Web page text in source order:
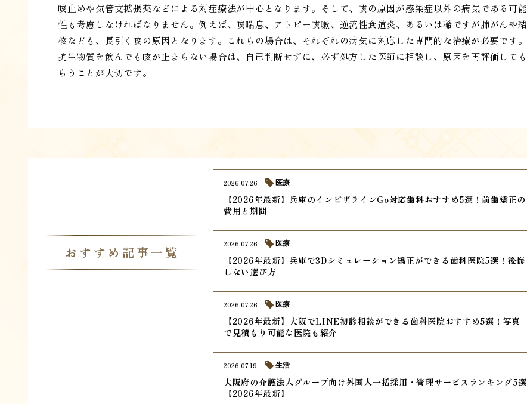
咳止めや気管支拡張薬などによる対症療法が中心となります。そして、咳の原因が感染症以外の病気である可能
性も考慮しなければなりません。例えば、咳喘息、アトピー咳嗽、逆流性食道炎、あるいは稀ですが肺がんや結
核なども、長引く咳の原因となります。これらの場合は、それぞれの病気に対応した専門的な治療が必要です。
抗生物質を飲んでも咳が止まらない場合は、自己判断せずに、必ず処方した医師に相談し、原因を再評価しても
らうことが大切です。
おすすめ記事一覧
【2026年最新】兵庫のインビザラインGo対応歯科おすすめ5選！前歯矯正の
費用と期間
2026.07.26 医療
【2026年最新】兵庫で3Dシミュレーション矯正ができる歯科医院5選！後悔
しない選び方
2026.07.26 医療
【2026年最新】大阪でLINE初診相談ができる歯科医院おすすめ5選！写真
で見積もり可能な医院も紹介
2026.07.26 医療
大阪府の介護法人グループ向け外国人一括採用・管理サービスランキング5選
【2026年最新】
2026.07.19 生活